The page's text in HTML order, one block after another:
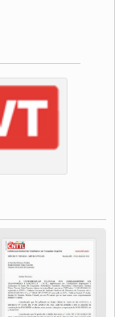
proposta de reajuste
está mantido,
feira (20)
liga o Mercosul ao
protesto
da Classe
PARA A
NOS ORGANIZAR?
de saúde
contraem a Covid-19 na